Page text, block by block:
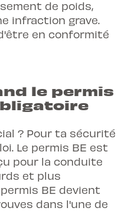
de poids,
infraction grave.
en conformité
le permis
? Pour ta sécurité
Le permis BE est
pour la conduite
et plus
permis BE devient
dans l'une de